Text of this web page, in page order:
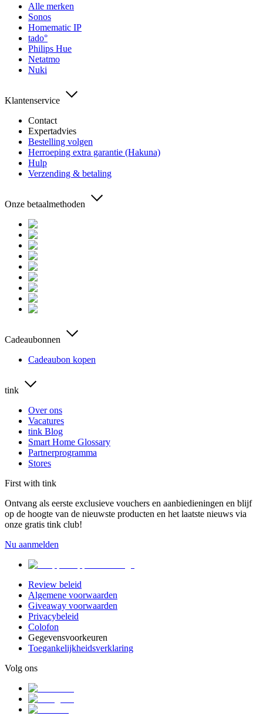
Alle merken
Sonos
Homematic IP
tado°
Philips Hue
Netatmo
Nuki
Klantenservice
Contact
Expertadvies
Bestelling volgen
Herroeping extra garantie (Hakuna)
Hulp
Verzending & betaling
Onze betaalmethoden
Cadeaubonnen
Cadeaubon kopen
tink
Over ons
Vacatures
tink Blog
Smart Home Glossary
Partnerprogramma
Stores
First with tink
Ontvang als eerste exclusieve vouchers en aanbiedieningen en blijf
op de hoogte van de nieuwste producten en het laatste nieuws via
onze gratis tink club!
Nu aanmelden
Review beleid
Algemene voorwaarden
Giveaway voorwaarden
Privacybeleid
Colofon
Gegevensvoorkeuren
Toegankelijkheidsverklaring
Volg ons